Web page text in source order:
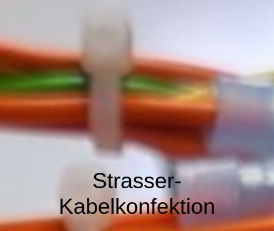
Strasser-
Kabelkonfektion